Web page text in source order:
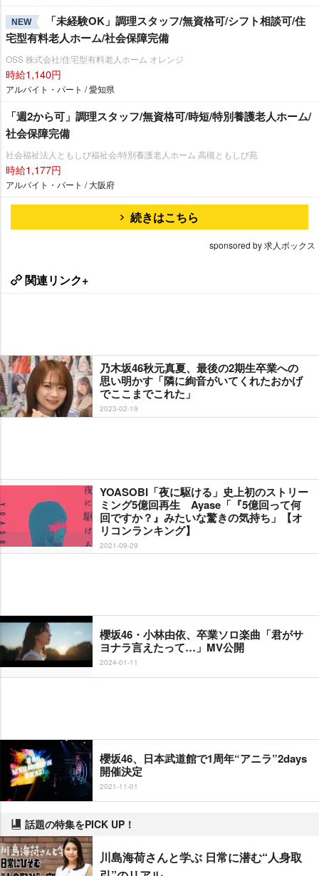
NEW
「未経験OK」調理スタッフ/無資格可/シフト相談可/住
宅型有料老人ホーム/社会保障完備
OSS 株式会社/住宅型有料老人ホーム オレンジ
時給1,140円
アルバイト・パート / 愛知県
「週2から可」調理スタッフ/無資格可/時短/特別養護老人ホーム/
社会保障完備
社会福祉法人ともしび福祉会/特別養護老人ホーム 高槻ともしび苑
時給1,177円
アルバイト・パート / 大阪府
続きはこちら
sponsored by 求人ボックス
関連リンク+
乃木坂46秋元真夏、最後の2期生卒業への
思い明かす「隣に絢音がいてくれたおかげ
でここまでこれた」
2023-02-19
YOASOBI「夜に駆ける」史上初のストリー
ミング5億回再生 Ayase「『5億回って何
回ですか？』みたいな驚きの気持ち」【オ
リコンランキング】
2021-09-29
櫻坂46・小林由依、卒業ソロ楽曲「君がサ
ヨナラ言えたって…」MV公開
2024-01-11
櫻坂46、日本武道館で1周年“アニラ”2days
開催決定
2021-11-01
話題の特集をPICK UP！
川島海荷さんと学ぶ 日常に潜む“人身取